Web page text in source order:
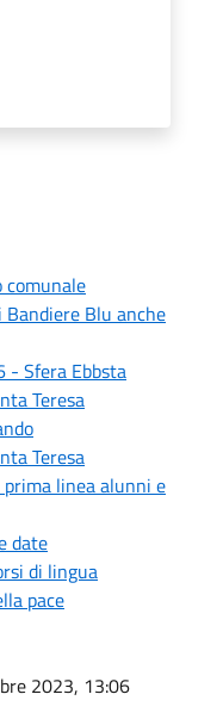
comunale
Bandiere Blu anche
- Sfera Ebbsta
Teresa
Teresa
prima linea alunni e
date
di lingua
pace
2023, 13:06